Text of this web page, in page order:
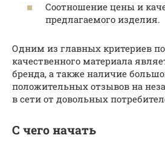
Соотношение цены и
предлагаемого изделия.
Одним из главных критериев
качественного материала
бренда, а также наличие
положительных отзывов на
в сети от довольных
С чего начать